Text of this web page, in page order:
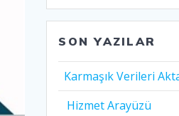
SON YAZILAR
Karmaşık Verileri
Hizmet Arayüzü